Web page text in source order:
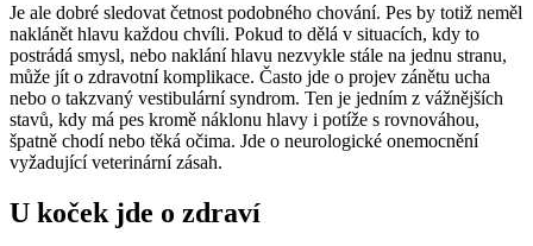
Je ale dobré sledovat četnost podobného chování. Pes by totiž neměl
naklánět hlavu každou chvíli. Pokud to dělá v situacích, kdy to
postrádá smysl, nebo naklání hlavu nezvykle stále na jednu stranu,
může jít o zdravotní komplikace. Často jde o projev zánětu ucha
nebo o takzvaný vestibulární syndrom. Ten je jedním z vážnějších
stavů, kdy má pes kromě náklonu hlavy i potíže s rovnováhou,
špatně chodí nebo těká očima. Jde o neurologické onemocnění
vyžadující veterinární zásah.
U koček jde o zdraví